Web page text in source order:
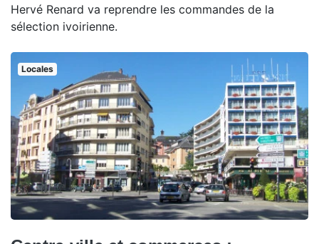
Hervé Renard va reprendre les commandes de la
sélection ivoirienne.
Locales